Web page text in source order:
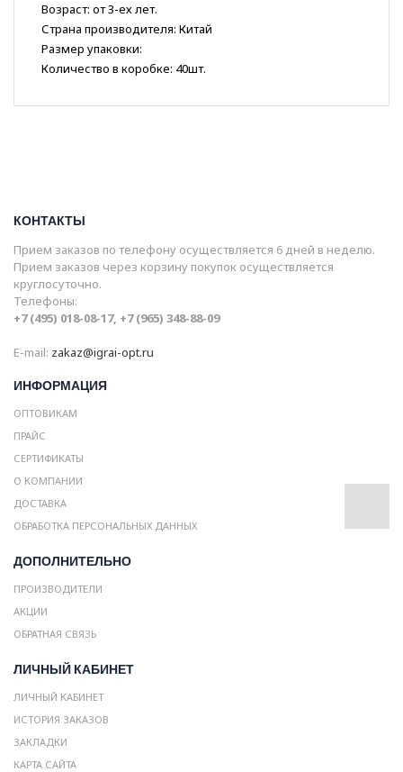
Возраст: от 3-ех лет.
Страна производителя: Китай
Размер упаковки:
Количество в коробке: 40шт.
КОНТАКТЫ
Прием заказов по телефону осуществляется 6 дней в неделю.
Прием заказов через корзину покупок осуществляется
круглосуточно.
Телефоны:
+7 (495) 018-08-17, +7 (965) 348-88-09
E-mail: zakaz@igrai-opt.ru
ИНФОРМАЦИЯ
ОПТОВИКАМ
ПРАЙС
СЕРТИФИКАТЫ
О КОМПАНИИ
ДОСТАВКА
ОБРАБОТКА ПЕРСОНАЛЬНЫХ ДАННЫХ
ДОПОЛНИТЕЛЬНО
ПРОИЗВОДИТЕЛИ
АКЦИИ
ОБРАТНАЯ СВЯЗЬ
ЛИЧНЫЙ КАБИНЕТ
ЛИЧНЫЙ КАБИНЕТ
ИСТОРИЯ ЗАКАЗОВ
ЗАКЛАДКИ
КАРТА САЙТА